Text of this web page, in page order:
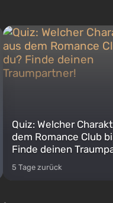
Quiz: Welcher
dem Romance Club
Finde deinen
5 Tage zurück